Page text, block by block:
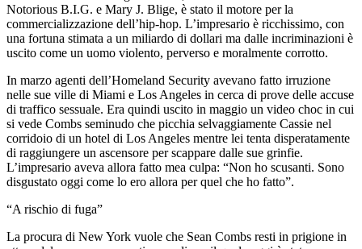
Notorious B.I.G. e Mary J. Blige, è stato il motore per la
commercializzazione dell’hip-hop. L’impresario è ricchissimo, con
una fortuna stimata a un miliardo di dollari ma dalle incriminazioni è
uscito come un uomo violento, perverso e moralmente corrotto.
In marzo agenti dell’Homeland Security avevano fatto irruzione
nelle sue ville di Miami e Los Angeles in cerca di prove delle accuse
di traffico sessuale. Era quindi uscito in maggio un video choc in cui
si vede Combs seminudo che picchia selvaggiamente Cassie nel
corridoio di un hotel di Los Angeles mentre lei tenta disperatamente
di raggiungere un ascensore per scappare dalle sue grinfie.
L’impresario aveva allora fatto mea culpa: “Non ho scusanti. Sono
disgustato oggi come lo ero allora per quel che ho fatto”.
“A rischio di fuga”
La procura di New York vuole che Sean Combs resti in prigione in